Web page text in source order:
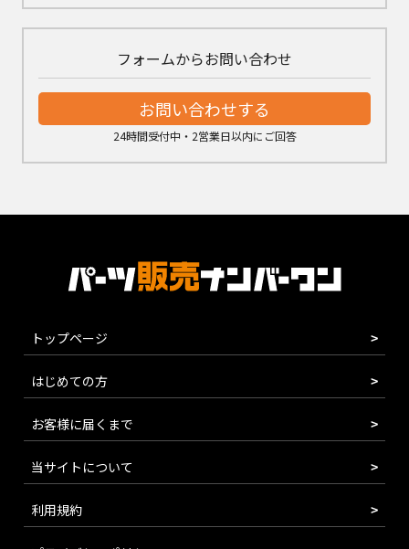
フォームからお問い合わせ
お問い合わせする
24時間受付中・2営業日以内にご回答
トップページ
はじめての方
お客様に届くまで
当サイトについて
利用規約